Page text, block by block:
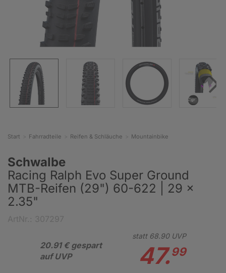
Start Fahrradteile Reifen & Schläuche Mountainbike
Schwalbe
Racing Ralph Evo Super Ground
MTB-Reifen (29") 60-622 | 29 x
2.35"
20.91 € gespart
auf UVP
statt 68.90UVP
47.99